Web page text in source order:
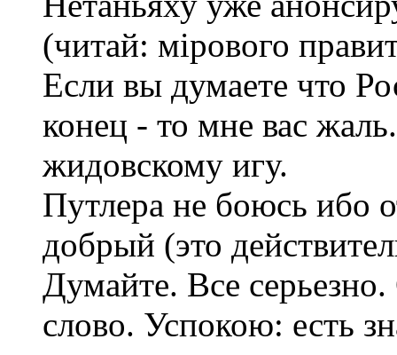
(читай: мiрового
Если вы думаете что
конец - то мне вас
жидовскому игу.
Путлера не боюсь ибо
добрый (это
Думайте. Все
слово. Успокою: есть